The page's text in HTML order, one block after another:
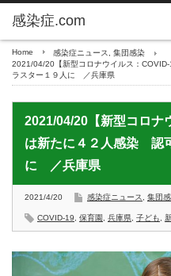
Home 感染症ニュース
集団感染
2021/04/20【新型コロナウイルス：
ラスター１９人に ／兵庫県
2021/04/20【新型コロナ
は新たに４２人感染 認
に ／兵庫県
2021/4/20 感染症ニュース 集団
COVID-19 保育園 兵庫県 子ども